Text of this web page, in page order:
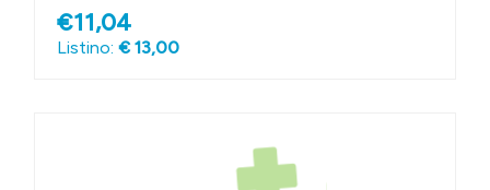
€11,04
Listino: € 13,00